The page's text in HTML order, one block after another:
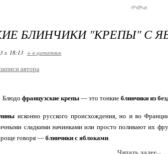
БЛИНЧИКИ "КРЕПЫ" С
г. 18:13 + в цитатник
автора
Блюдо французские крепы — это тонкие блинчики из
исконно русского происхождения, но и во
сладкими начинками или просто поливают их
говоря — блинчики с яблоками.
Читать далее...